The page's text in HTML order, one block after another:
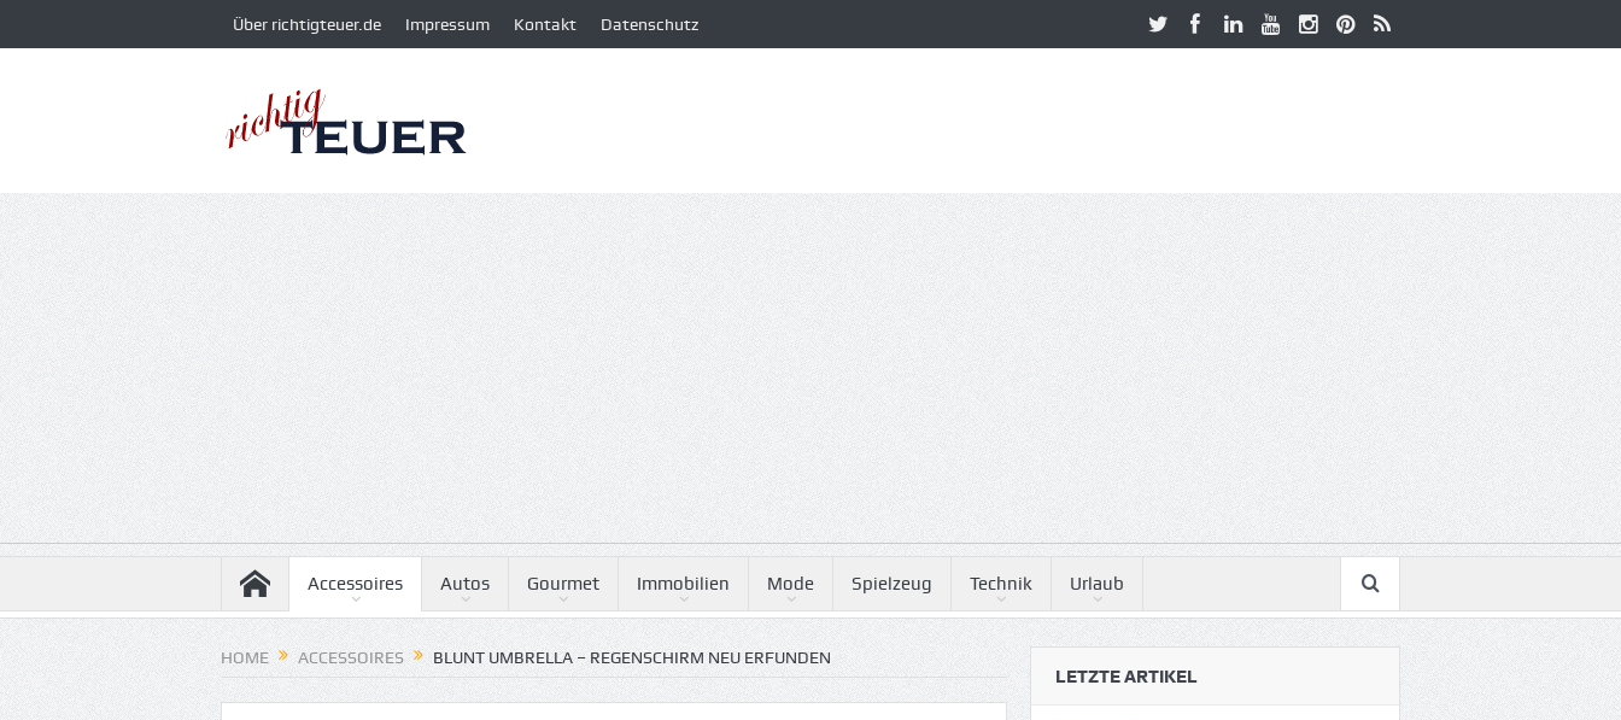
Über richtigteuer.de Impressum Kontakt Datenschutz
Accessoires Autos Gourmet Immobilien Mode Spielzeug Technik Urlaub
HOME ACCESSOIRES BLUNT UMBRELLA – REGENSCHIRM NEU ERFUNDEN
LETZTE ARTIKEL